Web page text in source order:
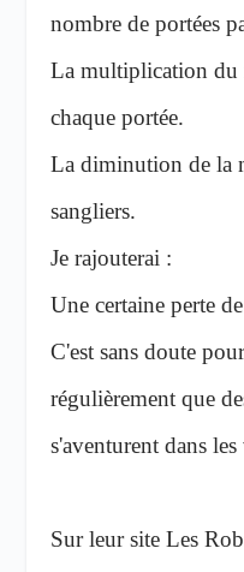
nombre de portées
La multiplication du
chaque portée.
La diminution de la
sangliers.
Je rajouterai :
Une certaine perte
C'est sans doute
régulièrement que
s'aventurent dans
Sur leur site Les